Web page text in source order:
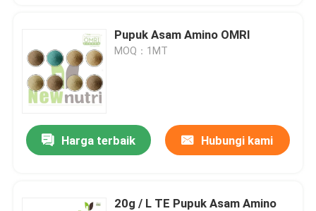
Pupuk Asam Amino OMRI
MOQ：1MT
Harga terbaik Hubungi kami
20g / L TE Pupuk Asam Amino